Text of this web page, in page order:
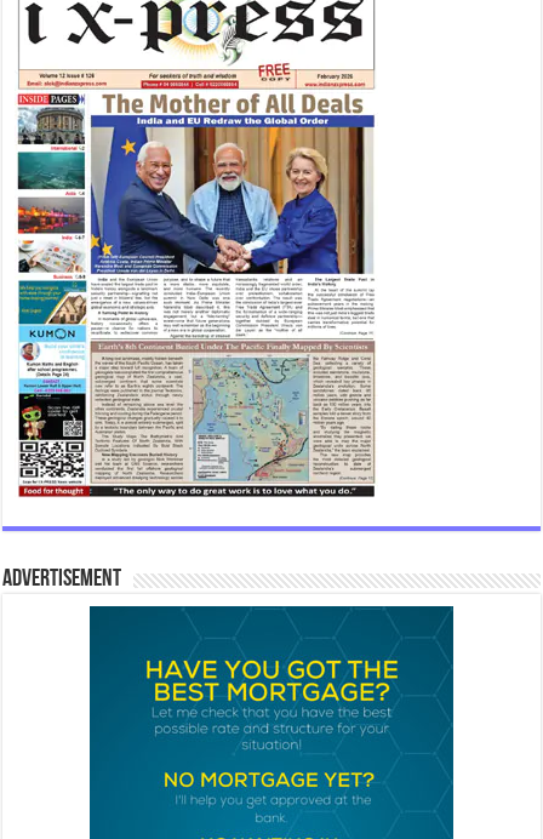
Advertisement